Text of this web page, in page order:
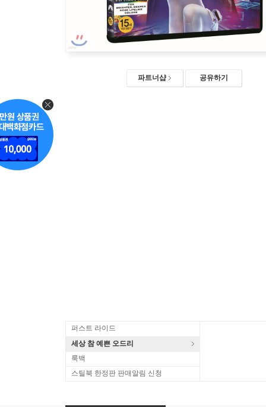
파트너샵 공유하기
퍼스트 라이드
세상 참 예쁜 오드리
룩백
스틸북 한정판 판매알림 신청